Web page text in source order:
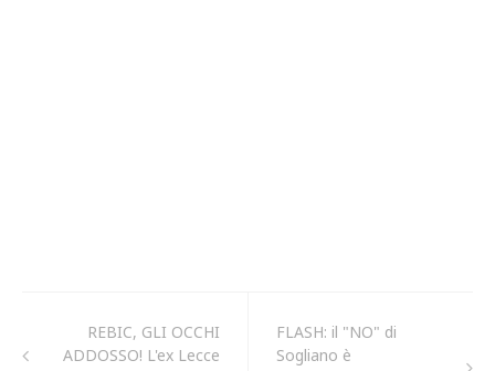
REBIC, GLI OCCHI
ADDOSSO! L'ex Lecce
FLASH: il "NO" di
Sogliano è